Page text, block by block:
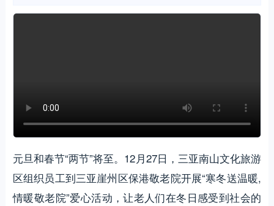
元旦和春节“两节”将至。12月27日，三亚南山文化旅游
区组织员工到三亚崖州区保港敬老院开展“寒冬送温暖,
情暖敬老院”爱心活动，让老人们在冬日感受到社会的